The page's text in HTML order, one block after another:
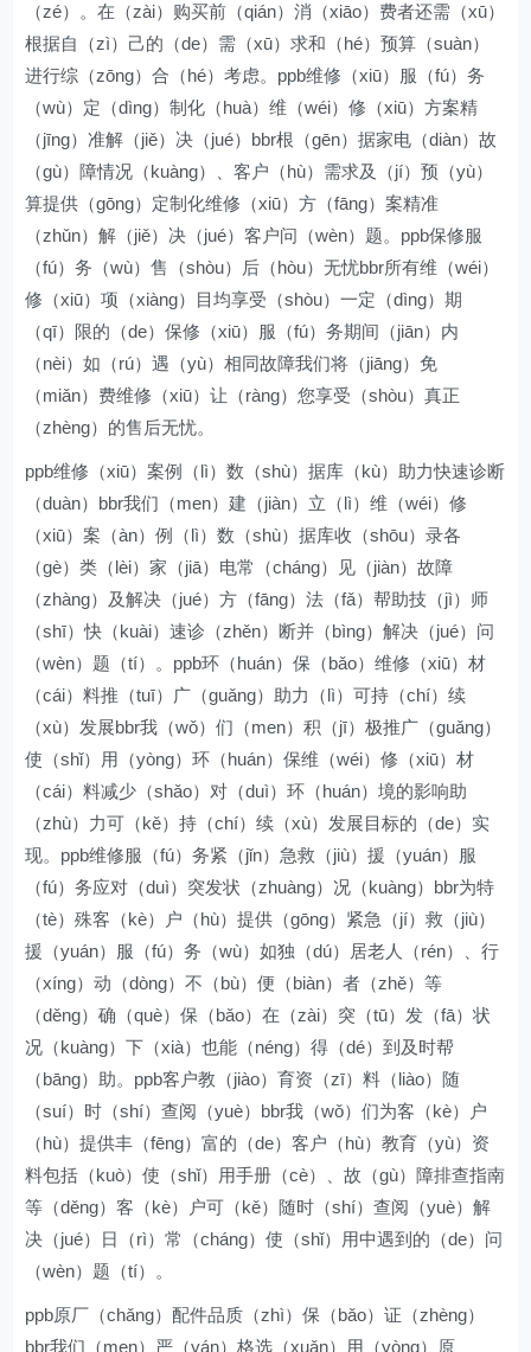
（zé）。在（zài）购买前（qián）消（xiāo）费者还需（xū）
根据自（zì）己的（de）需（xū）求和（hé）预算（suàn）
进行综（zōng）合（hé）考虑。ppb维修（xiū）服（fú）务
（wù）定（dìng）制化（huà）维（wéi）修（xiū）方案精
（jīng）准解（jiě）决（jué）bbr根（gēn）据家电（diàn）故
（gù）障情况（kuàng）、客户（hù）需求及（jí）预（yù）
算提供（gōng）定制化维修（xiū）方（fāng）案精准
（zhǔn）解（jiě）决（jué）客户问（wèn）题。ppb保修服
（fú）务（wù）售（shòu）后（hòu）无忧bbr所有维（wéi）
修（xiū）项（xiàng）目均享受（shòu）一定（dìng）期
（qī）限的（de）保修（xiū）服（fú）务期间（jiān）内
（nèi）如（rú）遇（yù）相同故障我们将（jiāng）免
（miǎn）费维修（xiū）让（ràng）您享受（shòu）真正
（zhèng）的售后无忧。
ppb维修（xiū）案例（lì）数（shù）据库（kù）助力快速诊断
（duàn）bbr我们（men）建（jiàn）立（lì）维（wéi）修
（xiū）案（àn）例（lì）数（shù）据库收（shōu）录各
（gè）类（lèi）家（jiā）电常（cháng）见（jiàn）故障
（zhàng）及解决（jué）方（fāng）法（fǎ）帮助技（jì）师
（shī）快（kuài）速诊（zhěn）断并（bìng）解决（jué）问
（wèn）题（tí）。ppb环（huán）保（bǎo）维修（xiū）材
（cái）料推（tuī）广（guǎng）助力（lì）可持（chí）续
（xù）发展bbr我（wǒ）们（men）积（jī）极推广（guǎng）
使（shǐ）用（yòng）环（huán）保维（wéi）修（xiū）材
（cái）料减少（shǎo）对（duì）环（huán）境的影响助
（zhù）力可（kě）持（chí）续（xù）发展目标的（de）实
现。ppb维修服（fú）务紧（jǐn）急救（jiù）援（yuán）服
（fú）务应对（duì）突发状（zhuàng）况（kuàng）bbr为特
（tè）殊客（kè）户（hù）提供（gōng）紧急（jí）救（jiù）
援（yuán）服（fú）务（wù）如独（dú）居老人（rén）、行
（xíng）动（dòng）不（bù）便（biàn）者（zhě）等
（děng）确（què）保（bǎo）在（zài）突（tū）发（fā）状
况（kuàng）下（xià）也能（néng）得（dé）到及时帮
（bāng）助。ppb客户教（jiào）育资（zī）料（liào）随
（suí）时（shí）查阅（yuè）bbr我（wǒ）们为客（kè）户
（hù）提供丰（fēng）富的（de）客户（hù）教育（yù）资
料包括（kuò）使（shǐ）用手册（cè）、故（gù）障排查指南
等（děng）客（kè）户可（kě）随时（shí）查阅（yuè）解
决（jué）日（rì）常（cháng）使（shǐ）用中遇到的（de）问
（wèn）题（tí）。
ppb原厂（chǎng）配件品质（zhì）保（bǎo）证（zhèng）
bbr我们（men）严（yán）格选（xuǎn）用（yòng）原